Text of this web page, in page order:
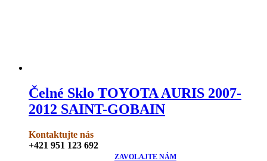
Čelné Sklo TOYOTA AURIS 2007-
2012 SAINT-GOBAIN
Kontaktujte nás
+421 951 123 692
ZAVOLAJTE NÁM